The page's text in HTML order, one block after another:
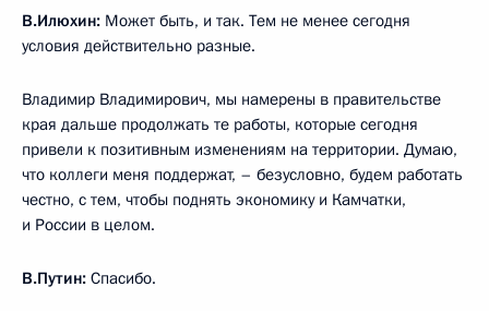
В.Илюхин: Может быть, и так. Тем не менее сегодня
условия действительно разные.
Владимир Владимирович, мы намерены в правительстве
края дальше продолжать те работы, которые сегодня
привели к позитивным изменениям на территории. Думаю,
что коллеги меня поддержат, – безусловно, будем работать
честно, с тем, чтобы поднять экономику и Камчатки,
и России в целом.
В.Путин: Спасибо.